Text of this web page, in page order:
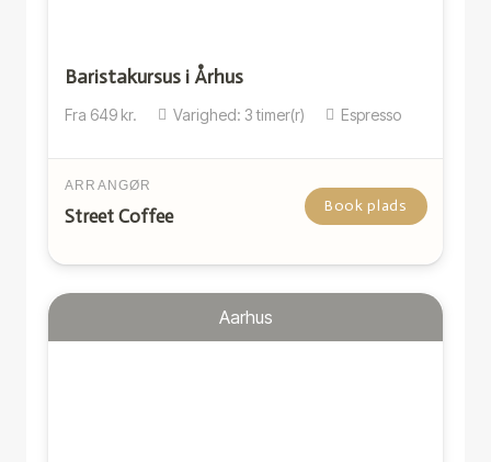
Baristakursus i Århus
Fra 649 kr. Varighed: 3timer(r) Espresso
ARRANGØR
Street Coffee Book plads
Aarhus